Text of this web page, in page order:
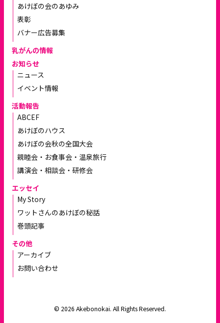
あけぼの会のあゆみ
表彰
バナー広告募集
乳がんの情報
お知らせ
ニュース
イベント情報
活動報告
ABCEF
あけぼのハウス
あけぼの会秋の全国大会
親睦会・お食事会・温泉旅行
講演会・相談会・研修会
エッセイ
My Story
ワットさんのあけぼの秘話
巻頭記事
その他
アーカイブ
お問い合わせ
© 2026 Akebonokai. All Rights Reserved.